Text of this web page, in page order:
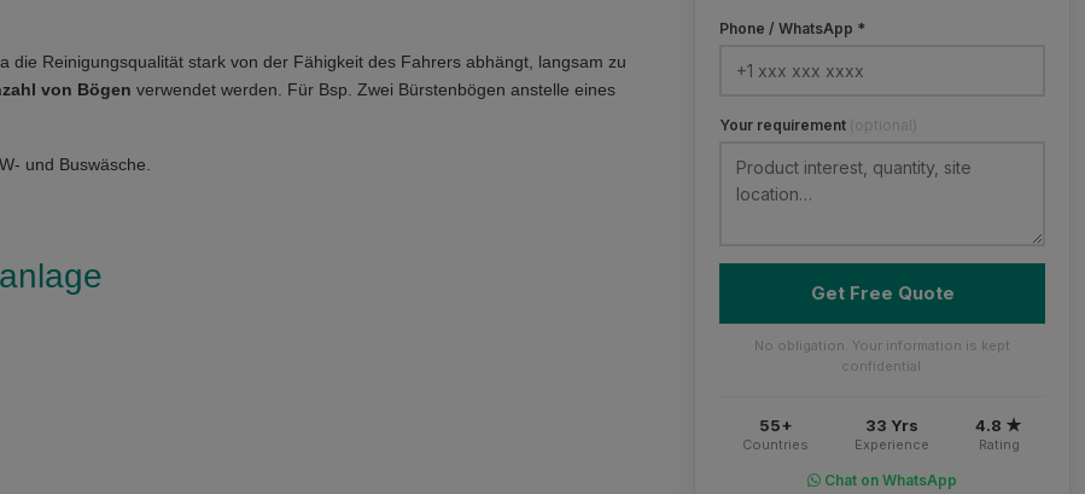
Reinigungsqualität stark von der Fähigkeit des Fahrers abhängt, langsam zu
von Bögen verwendet werden. Für Bsp. Zwei Bürstenbögen anstelle eines
und Buswäsche.
Phone / WhatsApp *
Your requirement (optional)
Get Free Quote
No obligation. Your information is kept
confidential.
55+
Countries
33 Yrs
Experience
4.8 ★
Rating
Chat on WhatsApp